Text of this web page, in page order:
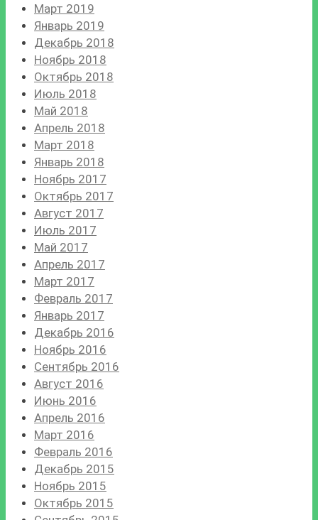
Март 2019
Январь 2019
Декабрь 2018
Ноябрь 2018
Октябрь 2018
Июль 2018
Май 2018
Апрель 2018
Март 2018
Январь 2018
Ноябрь 2017
Октябрь 2017
Август 2017
Июль 2017
Май 2017
Апрель 2017
Март 2017
Февраль 2017
Январь 2017
Декабрь 2016
Ноябрь 2016
Сентябрь 2016
Август 2016
Июнь 2016
Апрель 2016
Март 2016
Февраль 2016
Декабрь 2015
Ноябрь 2015
Октябрь 2015